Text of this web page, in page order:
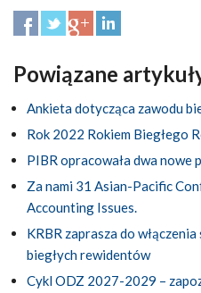
Powiązane
Ankieta dotycząca zawodu
Rok 2022 Rokiem Biegłego
PIBR opracowała dwa nowe
Za nami 31 Asian-Pacific
Accounting Issues.
KRBR zaprasza do
biegłych rewidentów
Cykl ODZ 2027-2029 –